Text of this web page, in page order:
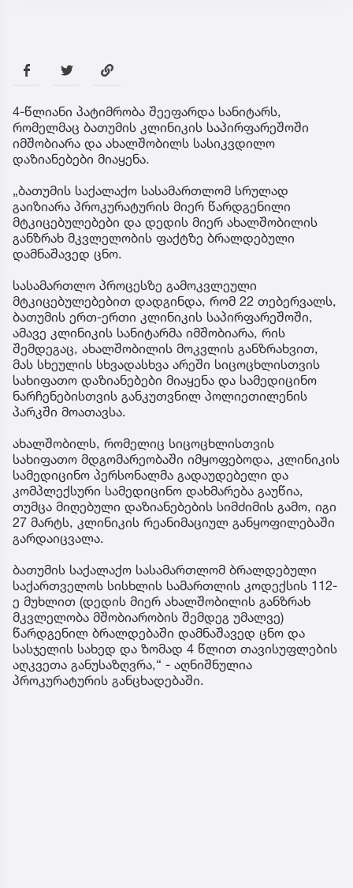
4-წლიანი პატიმრობა შეეფარდა სანიტარს,
რომელმაც ბათუმის კლინიკის საპირფარეშოში
იმშობიარა და ახალშობილს სასიკვდილო
დაზიანებები მიაყენა.
„ბათუმის საქალაქო სასამართლომ სრულად
გაიზიარა პროკურატურის მიერ წარდგენილი
მტკიცებულებები და დედის მიერ ახალშობილის
განზრახ მკვლელობის ფაქტზე ბრალდებული
დამნაშავედ ცნო.
სასამართლო პროცესზე გამოკვლეული
მტკიცებულებებით დადგინდა, რომ 22 თებერვალს,
ბათუმის ერთ-ერთი კლინიკის საპირფარეშოში,
ამავე კლინიკის სანიტარმა იმშობიარა, რის
შემდეგაც, ახალშობილის მოკვლის განზრახვით,
მას სხეულის სხვადასხვა არეში სიცოცხლისთვის
სახიფათო დაზიანებები მიაყენა და სამედიცინო
ნარჩენებისთვის განკუთვნილ პოლიეთილენის
პარკში მოათავსა.
ახალშობილს, რომელიც სიცოცხლისთვის
სახიფათო მდგომარეობაში იმყოფებოდა, კლინიკის
სამედიცინო პერსონალმა გადაუდებელი და
კომპლექსური სამედიცინო დახმარება გაუწია,
თუმცა მიღებული დაზიანებების სიმძიმის გამო, იგი
27 მარტს, კლინიკის რეანიმაციულ განყოფილებაში
გარდაიცვალა.
ბათუმის საქალაქო სასამართლომ ბრალდებული
საქართველოს სისხლის სამართლის კოდექსის 112-
ე მუხლით (დედის მიერ ახალშობილის განზრახ
მკვლელობა მშობიარობის შემდეგ უმალვე)
წარდგენილ ბრალდებაში დამნაშავედ ცნო და
სასჯელის სახედ და ზომად 4 წლით თავისუფლების
აღკვეთა განუსაზღვრა,“ - აღნიშნულია
პროკურატურის განცხადებაში.